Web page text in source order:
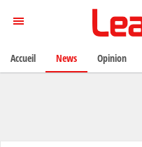
Accueil News Opinion